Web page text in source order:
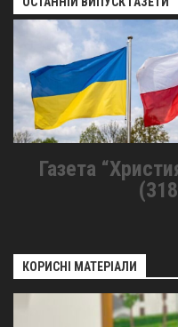
Газета
КОРИСНІ МАТЕРІАЛИ